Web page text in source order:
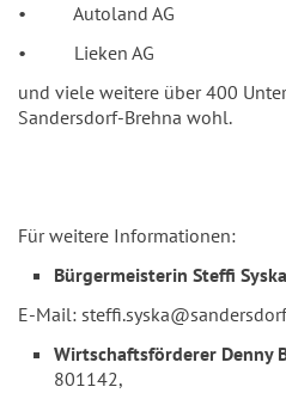
• Autoland AG
• Lieken AG
und viele weitere über 400
Sandersdorf-Brehna wohl.
Für weitere Informationen:
Bürgermeisterin Steffi Syska
E-Mail:
Wirtschaftsförderer Denny
801142,